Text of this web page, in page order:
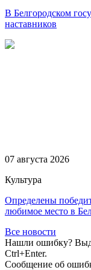
В Белгородском
наставников
07 августа 2026
Культура
Определены
любимое место в
Все новости
Нашли ошибку?
Ctrl+Enter.
Сообщение об